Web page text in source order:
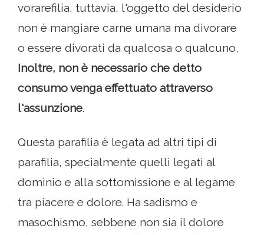
vorarefilia, tuttavia, l'oggetto del desiderio
non è mangiare carne umana ma divorare
o essere divorati da qualcosa o qualcuno,
Inoltre, non è necessario che detto
consumo venga effettuato attraverso
l'assunzione.
Questa parafilia è legata ad altri tipi di
parafilia, specialmente quelli legati al
dominio e alla sottomissione e al legame
tra piacere e dolore. Ha sadismo e
masochismo, sebbene non sia il dolore